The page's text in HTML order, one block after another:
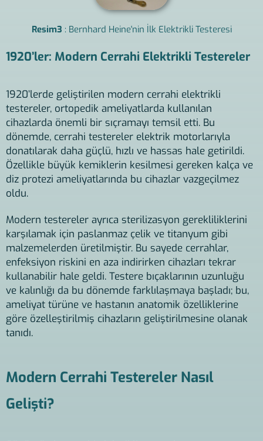
Resim3 : Bernhard Heine'nin İlk Elektrikli Testeresi
1920’ler: Modern Cerrahi Elektrikli Testereler
1920’lerde geliştirilen modern cerrahi elektrikli
testereler, ortopedik ameliyatlarda kullanılan
cihazlarda önemli bir sıçramayı temsil etti. Bu
dönemde, cerrahi testereler elektrik motorlarıyla
donatılarak daha güçlü, hızlı ve hassas hale getirildi.
Özellikle büyük kemiklerin kesilmesi gereken kalça ve
diz protezi ameliyatlarında bu cihazlar vazgeçilmez
oldu.
Modern testereler ayrıca sterilizasyon gerekliliklerini
karşılamak için paslanmaz çelik ve titanyum gibi
malzemelerden üretilmiştir. Bu sayede cerrahlar,
enfeksiyon riskini en aza indirirken cihazları tekrar
kullanabilir hale geldi. Testere bıçaklarının uzunluğu
ve kalınlığı da bu dönemde farklılaşmaya başladı; bu,
ameliyat türüne ve hastanın anatomik özelliklerine
göre özelleştirilmiş cihazların geliştirilmesine olanak
tanıdı.
Modern Cerrahi Testereler Nasıl
Gelişti?